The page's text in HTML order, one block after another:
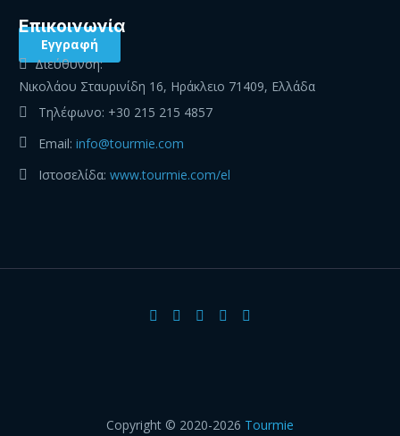
Eπικοινωνία
Διεύθυνση:
Νικολάου Σταυρινίδη 16, Ηράκλειο 71409, Ελλάδα
Τηλέφωνο: +30 215 215 4857
Email: info@tourmie.com
Ιστοσελίδα: www.tourmie.com/el
Copyright © 2020-2026 Tourmie